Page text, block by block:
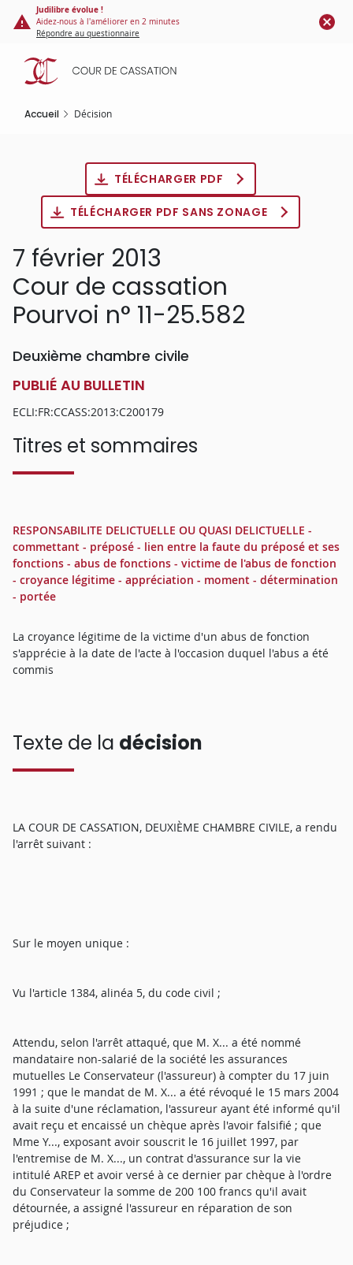
Panneau de gestion des cookies
contenu
principal
Judilibre évolue !
Aidez-nous à l'améliorer en 2 minutes
Répondre au questionnaire
Accueil Décision
TÉLÉCHARGER PDF
TÉLÉCHARGER PDF SANS ZONAGE
7 février 2013
Cour de cassation
Pourvoi n° 11-25.582
Deuxième chambre civile
PUBLIÉ AU BULLETIN
ECLI:FR:CCASS:2013:C200179
Titres et sommaires
RESPONSABILITE DELICTUELLE OU QUASI DELICTUELLE -
commettant - préposé - lien entre la faute du préposé et ses
fonctions - abus de fonctions - victime de l'abus de fonction
- croyance légitime - appréciation - moment - détermination
- portée
La croyance légitime de la victime d'un abus de fonction
s'apprécie à la date de l'acte à l'occasion duquel l'abus a été
commis
Texte de la décision
LA COUR DE CASSATION, DEUXIÈME CHAMBRE CIVILE, a rendu
l'arrêt suivant :
Sur le moyen unique :
Vu l'article 1384, alinéa 5, du code civil ;
Attendu, selon l'arrêt attaqué, que M. X... a été nommé
mandataire non-salarié de la société les assurances
mutuelles Le Conservateur (l'assureur) à compter du 17 juin
1991 ; que le mandat de M. X... a été révoqué le 15 mars 2004
à la suite d'une réclamation, l'assureur ayant été informé qu'il
avait reçu et encaissé un chèque après l'avoir falsifié ; que
Mme Y..., exposant avoir souscrit le 16 juillet 1997, par
l'entremise de M. X..., un contrat d'assurance sur la vie
intitulé AREP et avoir versé à ce dernier par chèque à l'ordre
du Conservateur la somme de 200 100 francs qu'il avait
détournée, a assigné l'assureur en réparation de son
préjudice ;